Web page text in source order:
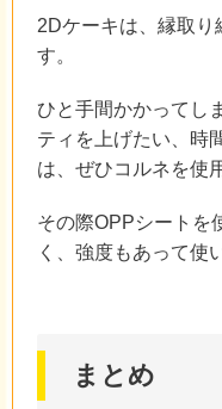
2Dケーキは、縁取
す。
ひと手間かかってし
ティを上げたい、時
は、ぜひコルネを使
その際OPPシートを
く、強度もあって使
まとめ